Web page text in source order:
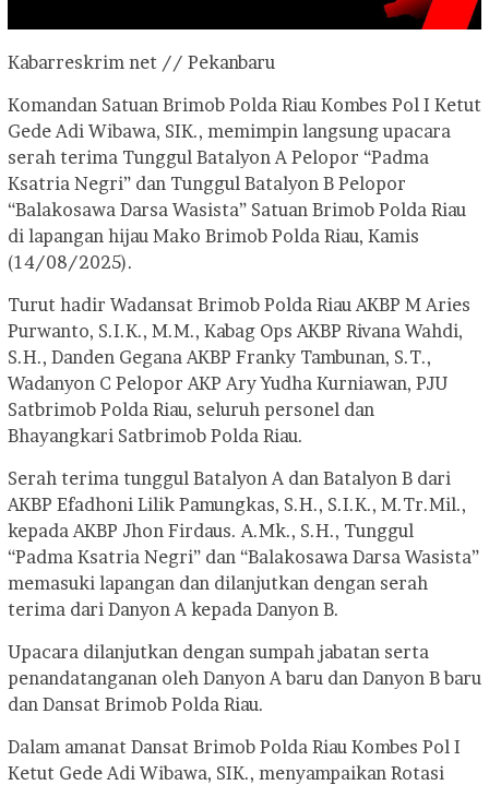
Kabarreskrim net // Pekanbaru
Komandan Satuan Brimob Polda Riau Kombes Pol I Ketut
Gede Adi Wibawa, SIK., memimpin langsung upacara
serah terima Tunggul Batalyon A Pelopor “Padma
Ksatria Negri” dan Tunggul Batalyon B Pelopor
“Balakosawa Darsa Wasista” Satuan Brimob Polda Riau
di lapangan hijau Mako Brimob Polda Riau, Kamis
(14/08/2025).
Turut hadir Wadansat Brimob Polda Riau AKBP M Aries
Purwanto, S.I.K., M.M., Kabag Ops AKBP Rivana Wahdi,
S.H., Danden Gegana AKBP Franky Tambunan, S.T.,
Wadanyon C Pelopor AKP Ary Yudha Kurniawan, PJU
Satbrimob Polda Riau, seluruh personel dan
Bhayangkari Satbrimob Polda Riau.
Serah terima tunggul Batalyon A dan Batalyon B dari
AKBP Efadhoni Lilik Pamungkas, S.H., S.I.K., M.Tr.Mil.,
kepada AKBP Jhon Firdaus. A.Mk., S.H., Tunggul
“Padma Ksatria Negri” dan “Balakosawa Darsa Wasista”
memasuki lapangan dan dilanjutkan dengan serah
terima dari Danyon A kepada Danyon B.
Upacara dilanjutkan dengan sumpah jabatan serta
penandatanganan oleh Danyon A baru dan Danyon B baru
dan Dansat Brimob Polda Riau.
Dalam amanat Dansat Brimob Polda Riau Kombes Pol I
Ketut Gede Adi Wibawa, SIK., menyampaikan Rotasi